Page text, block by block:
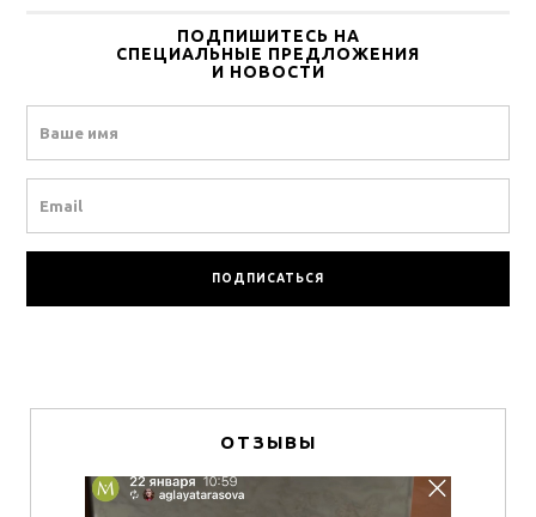
ПОДПИШИТЕСЬ НА
СПЕЦИАЛЬНЫЕ ПРЕДЛОЖЕНИЯ
И НОВОСТИ
ОТЗЫВЫ